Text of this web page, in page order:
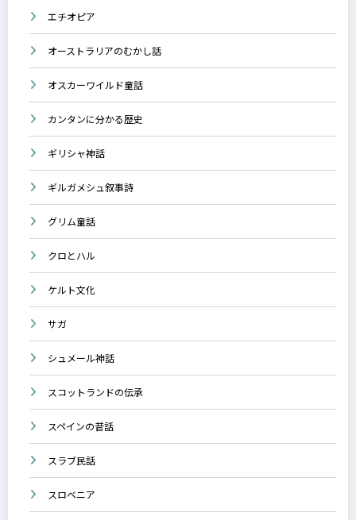
エチオピア
オーストラリアのむかし話
オスカーワイルド童話
カンタンに分かる歴史
ギリシャ神話
ギルガメシュ叙事詩
グリム童話
クロとハル
ケルト文化
サガ
シュメール神話
スコットランドの伝承
スペインの昔話
スラブ民話
スロベニア